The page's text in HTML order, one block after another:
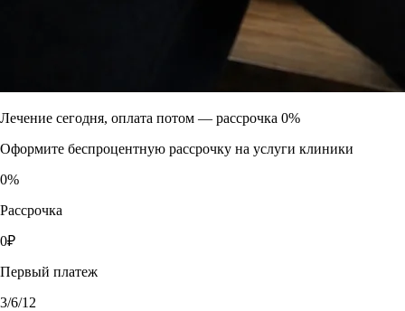
Лечение сегодня, оплата потом — рассрочка 0%
Оформите беспроцентную рассрочку на услуги клиники
0%
Рассрочка
0₽
Первый платеж
3/6/12